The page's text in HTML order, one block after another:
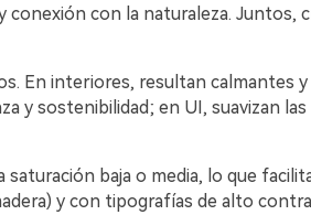
con la naturaleza. Juntos,
En interiores, resultan calmantes y
y sostenibilidad; en UI, suavizan
baja o media, lo que
y con tipografías de alto